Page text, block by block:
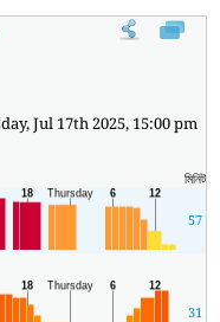
:kooh khaje,
Jul 17th 2025, 15:00 pm
মিনিট
57
31